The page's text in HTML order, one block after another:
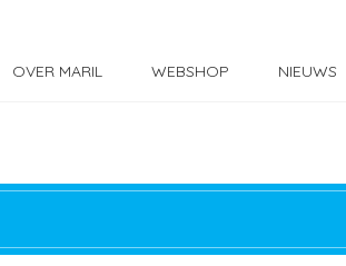
OVER MARIL WEBSHOP NIEUWS